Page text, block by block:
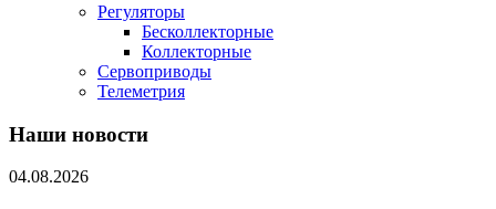
Регуляторы
Бесколлекторные
Коллекторные
Сервоприводы
Телеметрия
Наши новости
04.08.2026